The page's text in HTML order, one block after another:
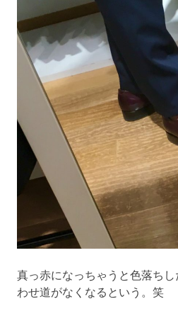
真っ赤になっちゃうと色落ち
わせ道がなくなるという。笑